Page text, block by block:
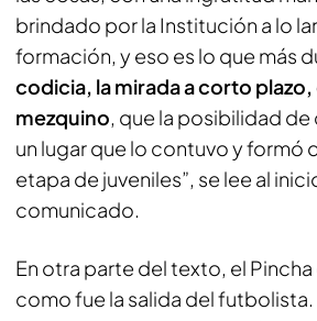
brindado por la Institución a lo
formación, y eso es lo que más
codicia, la mirada a corto
mezquino, que la posibilidad
un lugar que lo contuvo y formó
etapa de juveniles”, se lee al
comunicado.
En otra parte del texto, el Pincha
como fue la salida del